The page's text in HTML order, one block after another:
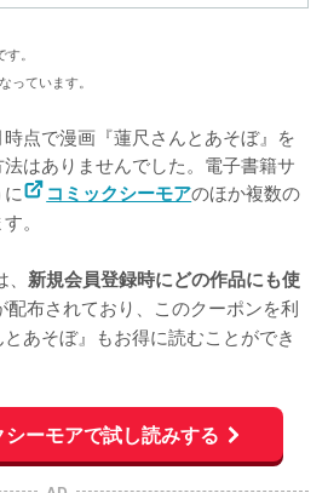
。
っています。
点で漫画『蓮尺さんとあそぼ』を
はありませんでした。電子書籍サ
コミックシーモアのほか複数の
。
新規会員登録時にどの作品にも使
配布されており、このクーポンを利
あそぼ』もお得に読むことができ
ーモアで試し読みする